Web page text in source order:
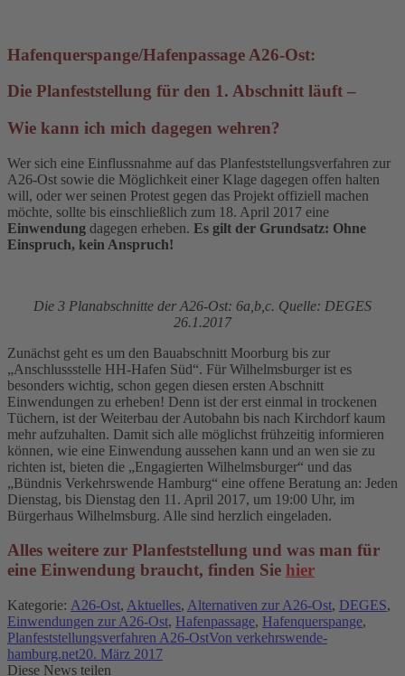
Hafenquerspange/Hafenpassage A26-Ost:
Die Planfeststellung für den 1. Abschnitt läuft –
Wie kann ich mich dagegen wehren?
Wer sich eine Einflussnahme auf das Planfeststellungsverfahren zur
A26-Ost sowie die Möglichkeit einer Klage dagegen offen halten
will, oder wer seinen Protest gegen das Projekt offiziell machen
möchte, sollte bis einschließlich zum 18. April 2017 eine
Einwendung dagegen erheben. Es gilt der Grundsatz: Ohne
Einspruch, kein Anspruch!
Die 3 Planabschnitte der A26-Ost: 6a,b,c. Quelle: DEGES
26.1.2017
Zunächst geht es um den Bauabschnitt Moorburg bis zur
„Anschlussstelle HH-Hafen Süd“. Für Wilhelmsburger ist es
besonders wichtig, schon gegen diesen ersten Abschnitt
Einwendungen zu erheben! Denn ist der erst einmal in trockenen
Tüchern, ist der Weiterbau der Autobahn bis nach Kirchdorf kaum
mehr aufzuhalten. Damit sich alle möglichst frühzeitig informieren
können, wie eine Einwendung aussehen kann und an wen sie zu
richten ist, bieten die „Engagierten Wilhelmsburger“ und das
„Bündnis Verkehrswende Hamburg“ eine offene Beratung an: Jeden
Dienstag, bis Dienstag den 11. April 2017, um 19:00 Uhr, im
Bürgerhaus Wilhelmsburg. Alle sind herzlich eingeladen.
Alles weitere zur Planfeststellung und was man für
eine Einwendung braucht, finden Sie hier
Kategorie: A26-Ost, Aktuelles, Alternativen zur A26-Ost, DEGES,
Einwendungen zur A26-Ost, Hafenpassage, Hafenquerspange,
Planfeststellungsverfahren A26-OstVon verkehrswende-
hamburg.net20. März 2017
Diese News teilen